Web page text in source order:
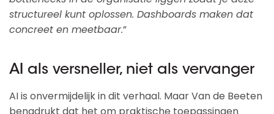
structureel kunt oplossen. Dashboards maken dat
concreet en meetbaar.”
AI als versneller, niet als vervanger
AI is onvermijdelijk in dit verhaal. Maar Van de Beeten